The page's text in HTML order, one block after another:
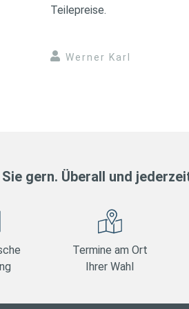
Teilepreise.
Werner Karl
gern. Überall und
Termine am Ort
Ihrer Wahl